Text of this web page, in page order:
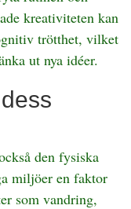
kreativiteten kan
trötthet, vilket
ut nya idéer.
den fysiska
miljöer en faktor
som vandring,